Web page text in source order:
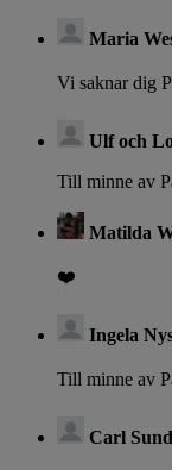
Maria
Vi saknar dig
Ulf och
Till minne av
Matilda
❤️
Ingela
Till minne av
Carl